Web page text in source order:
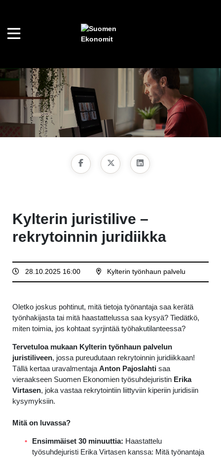
Kylterin juristilive –
rekrytoinnin juridiikka
28.10.2025 16:00 Kylterin työnhaun palvelu
Oletko joskus pohtinut, mitä tietoja työnantaja saa kerätä
työnhakijasta tai mitä haastattelussa saa kysyä? Tiedätkö,
miten toimia, jos kohtaat syrjintää työhakutilanteessa?
Tervetuloa mukaan Kylterin työnhaun palvelun
juristiliveen, jossa pureudutaan rekrytoinnin juridiikkaan!
Tällä kertaa uravalmentaja Anton Pajoslahti saa
vieraakseen Suomen Ekonomien työsuhdejuristin Erika
Virtasen, joka vastaa rekrytointiin liittyviin kiperiin juridisiin
kysymyksiin.
Mitä on luvassa?
Ensimmäiset 30 minuuttia: Haastattelu
työsuhdejuristi Erika Virtasen kanssa: Mitä työnantaja